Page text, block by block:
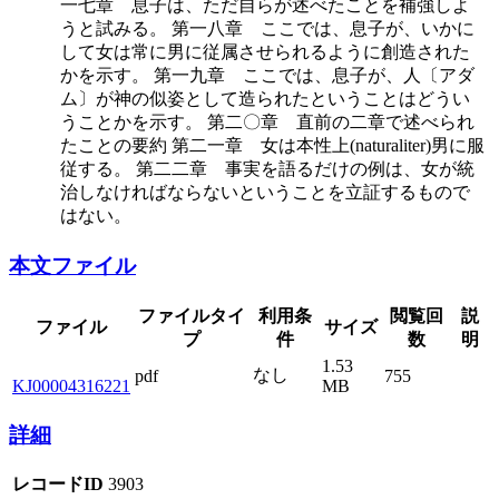
一七章 息子は、ただ自らが述べたことを補強しよ
うと試みる。 第一八章 ここでは、息子が、いかに
して女は常に男に従属させられるように創造された
かを示す。 第一九章 ここでは、息子が、人〔アダ
ム〕が神の似姿として造られたということはどうい
うことかを示す。 第二〇章 直前の二章で述べられ
たことの要約 第二一章 女は本性上(naturaliter)男に服
従する。 第二二章 事実を語るだけの例は、女が統
治しなければならないということを立証するもので
はない。
本文ファイル
ファイル
ファイルタイ
プ
利用条
件
サイズ
閲覧回
数
説
明
KJ00004316221
pdf なし
1.53
MB
755
詳細
レコードID 3903